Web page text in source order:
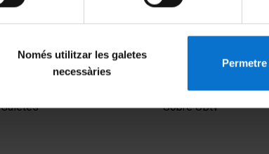
Només utilitzar les galetes
necessàries
Galetes
Sobre UBtv